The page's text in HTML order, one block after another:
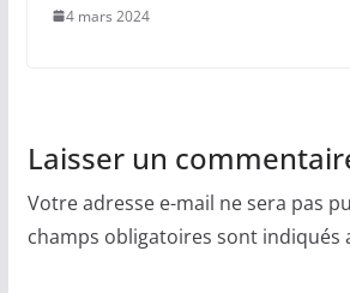
4 mars 2024
Laisser un
Votre adresse e-mail ne sera pas
champs obligatoires sont indiqués